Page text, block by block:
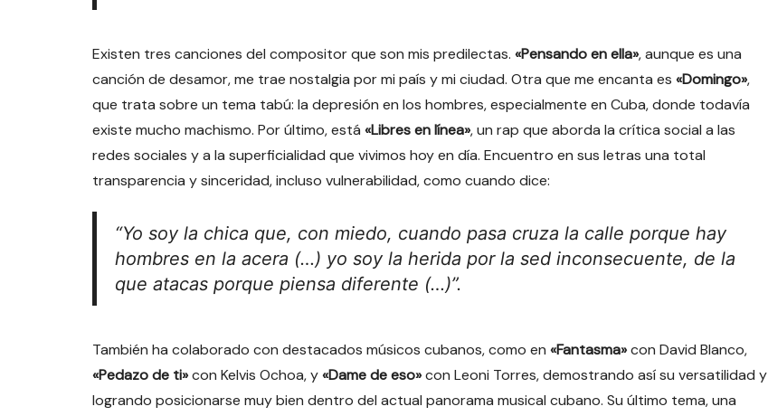
Existen tres canciones del compositor que son mis predilectas. «Pensando en ella», aunque es una
canción de desamor, me trae nostalgia por mi país y mi ciudad. Otra que me encanta es «Domingo»,
que trata sobre un tema tabú: la depresión en los hombres, especialmente en Cuba, donde todavía
existe mucho machismo. Por último, está «Libres en línea», un rap que aborda la crítica social a las
redes sociales y a la superficialidad que vivimos hoy en día. Encuentro en sus letras una total
transparencia y sinceridad, incluso vulnerabilidad, como cuando dice:
“Yo soy la chica que, con miedo, cuando pasa cruza la calle porque hay
hombres en la acera (…) yo soy la herida por la sed inconsecuente, de la
que atacas porque piensa diferente (…)”.
También ha colaborado con destacados músicos cubanos, como en «Fantasma»con David Blanco,
«Pedazo de ti»con Kelvis Ochoa, y«Dame de eso»con Leoni Torres, demostrando así su versatilidad y
logrando posicionarse muy bien dentro del actual panorama musical cubano. Su último tema, una